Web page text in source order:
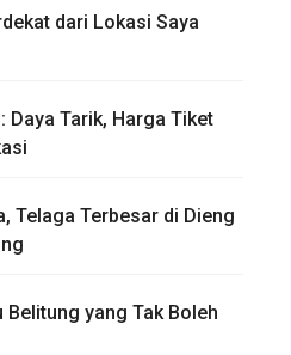
dari Lokasi Saya
Daya Tarik, Harga Tiket
Telaga Terbesar di Dieng
Belitung yang Tak Boleh